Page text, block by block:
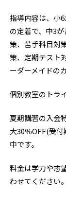
指導内容は、小
の定着で、中3
策、苦手科目対
策、定期テスト
ーダーメイドの
個別教室のトラ
夏期講習の入会
大30％OFF(受
中です。
料金は学力や志
わせてください。